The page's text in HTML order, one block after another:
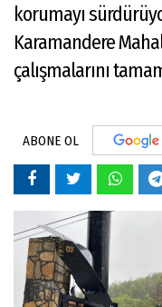
korumayı
Karamandere
çalışmalarını
ABONE OL